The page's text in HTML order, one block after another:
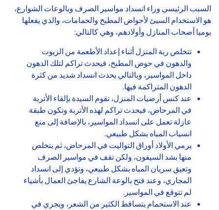
السبب الرئيسي وراء انسداد مواسير الصرف وبالوعات الشوارع،
هو الاستخدام السيئ لأحواض المطبخ والحمامات، والذي يفعلها
يوميا أصحاب المنازل وأولادهم، وهي كالتالي:
تتخلص ربة المنزل أثناء إعداد الأطعمة من الزيوت
والدهون في حوض المطبخ، فيحدث تراكم لتلك الدهون
داخل المواسير، وبالتالي يحدث انسداد شديد من كثرة
الدهون المتراكمة فيها.
عند كنس أرضيات المنزل، تقوم السيدة بإلقاء الأتربة
في المرحاض، فيحدث تراكم لهذه الأتربة وتكون طبقة
عازلة تعمل على انسداد المواسير، بالإضافة إلى منع
انسياب المياه بشكل طبيعي.
يرمي الأولاد أوراق التواليت في المرحاض، ثم يتخلص
منها بشد السيفون، ولكن تقف في مواسير الصرف
وتعيق سريان المياه بشكل طبيعي، وتؤدي إلى انسداد
المجاري، وعند فتح بالوعة الشارع يفاجئ العمال بأشياء
لم تتوقع في المواسير.
عند الاستحمام يتساقط الكثير من الشعر، ويجري في